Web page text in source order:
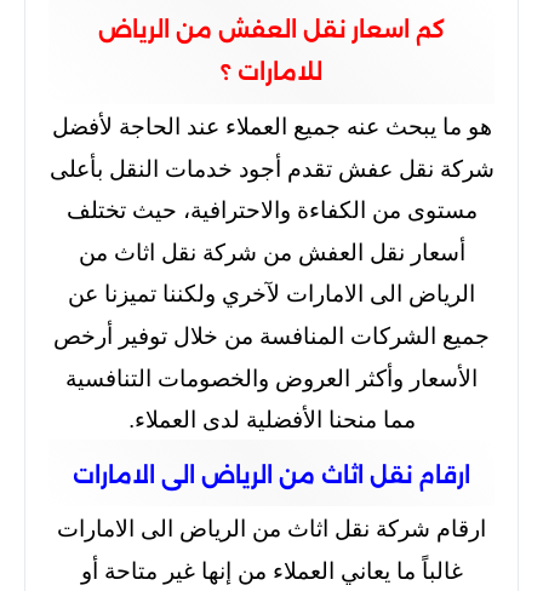
كم اسعار نقل العفش من الرياض
للامارات ؟
هو ما يبحث عنه جميع العملاء عند الحاجة لأفضل
شركة نقل عفش تقدم أجود خدمات النقل بأعلى
مستوى من الكفاءة والاحترافية، حيث تختلف
أسعار نقل العفش من شركة نقل اثاث من
الرياض الى الامارات لآخري ولكننا تميزنا عن
جميع الشركات المنافسة من خلال توفير أرخص
الأسعار وأكثر العروض والخصومات التنافسية
مما منحنا الأفضلية لدى العملاء.
ارقام نقل اثاث من الرياض الى الامارات
ارقام شركة نقل اثاث من الرياض الى الامارات
غالباً ما يعاني العملاء من إنها غير متاحة أو